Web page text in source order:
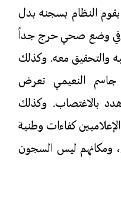
النظام بسجنه بدل
هو في وضع صحي حرج جداً
والتحقيق معه. وكذلك
جاسم النعيمي تعرض
بالاغتصاب. وكذلك
كفاءات وطنية
ومكانهم ليس السجون